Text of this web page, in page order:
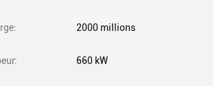
2000 millions
660 kW